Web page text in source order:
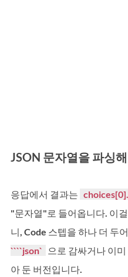
JSON 문자열을 파싱
응답에서 결과는
"문자열"로 들어옵니다. 이
니, Code 스텝을 하나 더 두
````json`
으로 감싸거나 이
아 둔 버전입니다.